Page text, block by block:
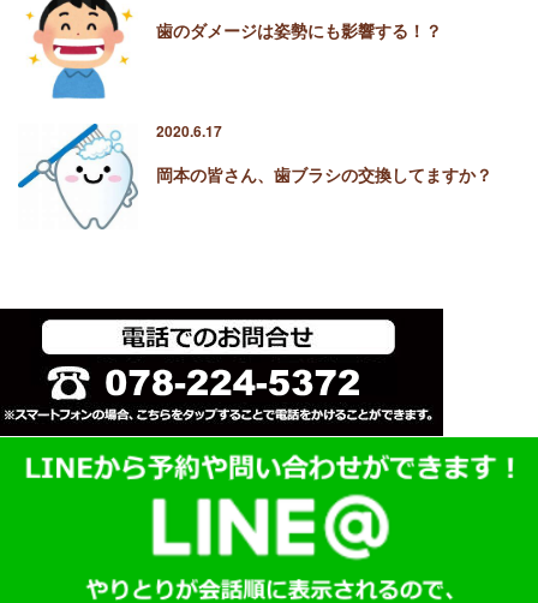
歯のダメージは姿勢にも影響する！？
2020.6.17
岡本の皆さん、歯ブラシの交換してますか？